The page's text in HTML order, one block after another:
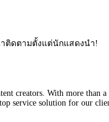
ติดตามตั้งแต่นักแสดงนำ!
creators. With more than
service solution for our